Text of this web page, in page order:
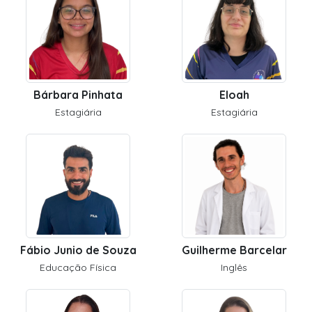
Bárbara Pinhata
Estagiária
Eloah
Estagiária
Fábio Junio de Souza
Educação Física
Guilherme Barcelar
Inglês